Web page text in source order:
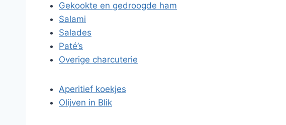
Gekookte en gedroogde ham
Salami
Salades
Paté’s
Overige charcuterie
Aperitief koekjes
Olijven in Blik